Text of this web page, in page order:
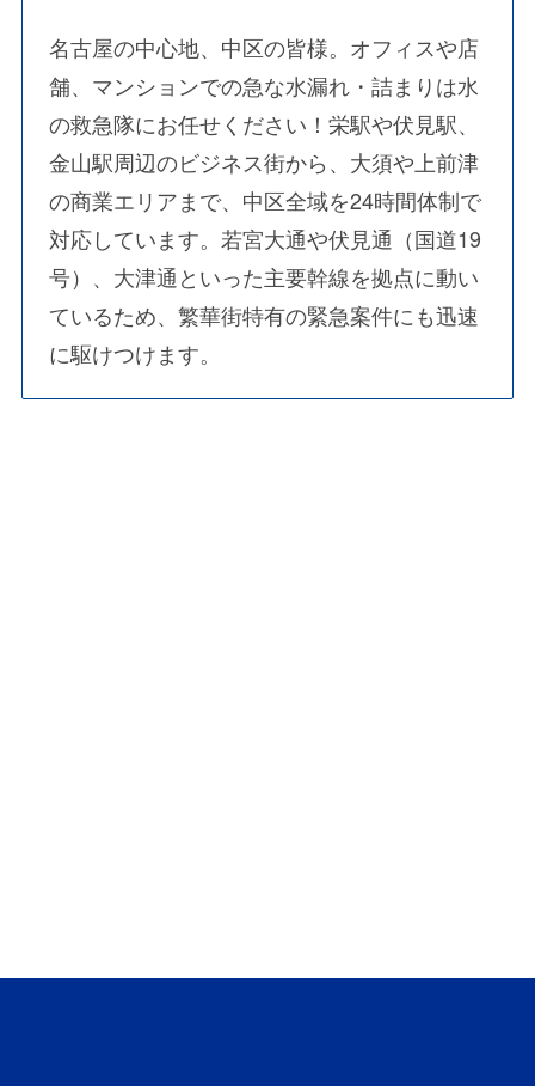
名古屋の中心地、中区の皆様。オフィスや店
舗、マンションでの急な水漏れ・詰まりは水
の救急隊にお任せください！栄駅や伏見駅、
金山駅周辺のビジネス街から、大須や上前津
の商業エリアまで、中区全域を24時間体制で
対応しています。若宮大通や伏見通（国道19
号）、大津通といった主要幹線を拠点に動い
ているため、繁華街特有の緊急案件にも迅速
に駆けつけます。